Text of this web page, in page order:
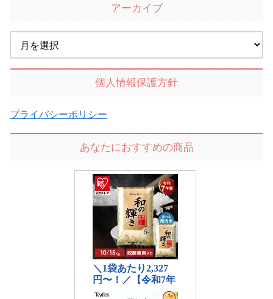
アーカイブ
個人情報保護方針
プライバシーポリシー
あなたにおすすめの商品